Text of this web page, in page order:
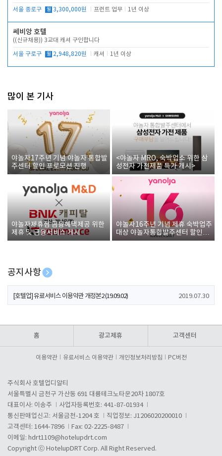
서울 종로구 월 3,300,000원 프런트 업무 1년 이상
쎄비앙 호텔
((신규채용)) 3교대 캐셔 구인합니다
서울 구로구 월 2,948,820원 캐셔 1년 이상
많이 본 기사
야놀자17주년 기념 야놀자 통합발
주센터 할인 프로모션 진행
<야놀자 MRO, 숙박업소 위한 삼
성전자 가전제품 특가 개시>
야놀자제휴점 금융혜택제공 위한
제휴 및 금융서비스 게시
야놀자16주년 기념 제휴 숙박업주
대상 야놀자통합발주센터 할인쿠
폰 증정
공지사항
[호텔업] 개인정보 처리방침 개정본1 (19.09.02)
[호텔업] 유료서비스 이용약관 개정본2 (19.09.02) 2019.07.30
홈 광고제휴 고객센터
이용약관 유료서비스 이용약관 개인정보처리방침 PC버전
주식회사 호텔업디알티
서울특별시 금천구 가산동 691 대륭테크노타운20차 1807호
대표이사: 이송주
사업자등록번호: 441-87-01934
통신판매업신고: 서울금천-1204 호
직업정보: J1206020200010
고객센터: 1644-7896
Fax: 02-2225-8487
이메일: hdrt1109@hotelupdrt.com
Copyright ⓒ HotelupDRT Corp. All Right Reserved.